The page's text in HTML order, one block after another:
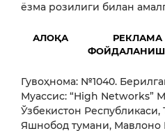
ёзма розилиги билан
АЛОҚА РЕКЛАМА
ФОЙДАЛАНИШ
Гувоҳнома: №1040.
Муассис: “High Networks”
Ўзбекистон
Яшнобод тумани, Мавлоно